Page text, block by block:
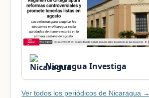
Nicaragua Investiga
Ver todos los periódicos de Nicaragua →